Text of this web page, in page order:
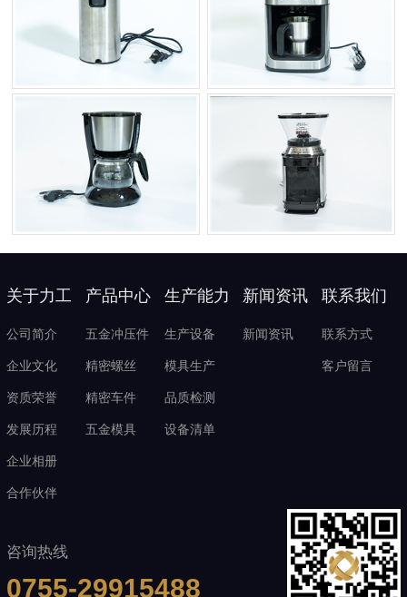
关于力工
公司简介
企业文化
资质荣誉
发展历程
企业相册
合作伙伴
产品中心
五金冲压件
精密螺丝
精密车件
五金模具
生产能力
生产设备
模具生产
品质检测
设备清单
新闻资讯
新闻资讯
联系我们
联系方式
客户留言
咨询热线
0755-29915488